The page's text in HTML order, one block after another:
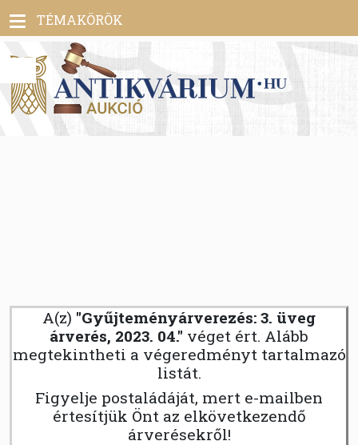
Toggle
navigation
TÉMAKÖRÖK
A(z) "Gyűjteményárverezés: 3. üveg
árverés, 2023. 04." véget ért. Alább
megtekintheti a végeredményt tartalmazó
listát.
Figyelje postaládáját, mert e-mailben
értesítjük Önt az elkövetkezendő
árverésekről!